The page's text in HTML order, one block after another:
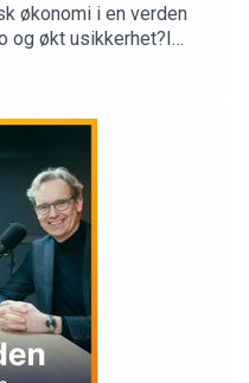
økonomi i en verden
og økt usikkerhet?I
to av Norges mest
Kjerstin Braathen,
om vekst, ledelse i
navigerer i et landskap
av av